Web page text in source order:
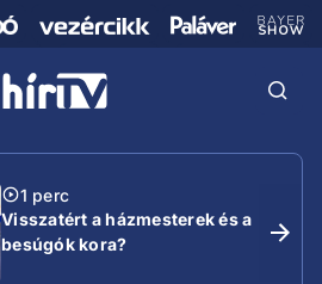
1 perc
Visszatért a házmesterek és a
besúgók kora?